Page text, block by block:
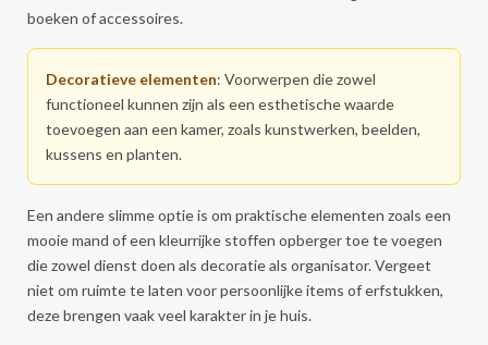
boeken of accessoires.
Decoratieve elementen: Voorwerpen die zowel
functioneel kunnen zijn als een esthetische waarde
toevoegen aan een kamer, zoals kunstwerken, beelden,
kussens en planten.
Een andere slimme optie is om praktische elementen zoals een
mooie mand of een kleurrijke stoffen opberger toe te voegen
die zowel dienst doen als decoratie als organisator. Vergeet
niet om ruimte te laten voor persoonlijke items of erfstukken,
deze brengen vaak veel karakter in je huis.